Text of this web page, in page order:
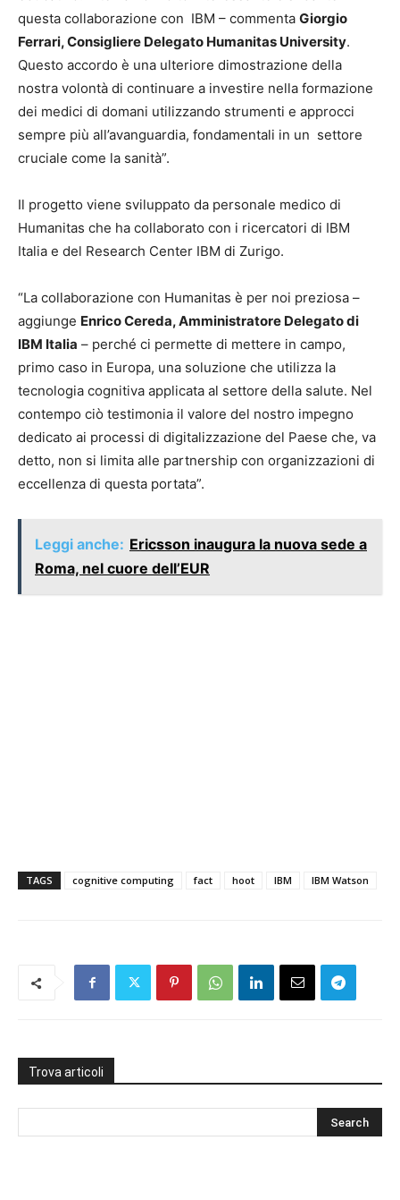
questa collaborazione con IBM – commenta Giorgio
Ferrari, Consigliere Delegato Humanitas University.
Questo accordo è una ulteriore dimostrazione della
nostra volontà di continuare a investire nella formazione
dei medici di domani utilizzando strumenti e approcci
sempre più all’avanguardia, fondamentali in un settore
cruciale come la sanità”.
Il progetto viene sviluppato da personale medico di
Humanitas che ha collaborato con i ricercatori di IBM
Italia e del Research Center IBM di Zurigo.
“La collaborazione con Humanitas è per noi preziosa –
aggiunge Enrico Cereda, Amministratore Delegato di
IBM Italia – perché ci permette di mettere in campo,
primo caso in Europa, una soluzione che utilizza la
tecnologia cognitiva applicata al settore della salute. Nel
contempo ciò testimonia il valore del nostro impegno
dedicato ai processi di digitalizzazione del Paese che, va
detto, non si limita alle partnership con organizzazioni di
eccellenza di questa portata”.
Leggi anche: Ericsson inaugura la nuova sede a
Roma, nel cuore dell’EUR
TAGS cognitive computing fact hoot IBM IBM Watson
Trova articoli